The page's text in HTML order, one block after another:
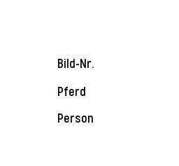
Bild-Nr.
Pferd
Person